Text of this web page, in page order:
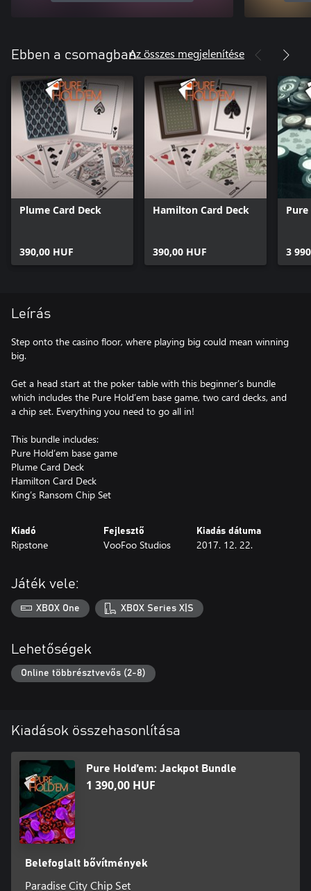
Ebben a csomagbanAz összes megjelenítése
Plume Card Deck
390,00 HUF
Hamilton Card Deck
390,00 HUF 3
Leírás
Step onto the casino floor, where playing big could mean winning
big.
Get a head start at the poker table with this beginner’s bundle
which includes the Pure Hold’em base game, two card decks, and
a chip set. Everything you need to go all in!
This bundle includes:
Pure Hold’em base game
Plume Card Deck
Hamilton Card Deck
King’s Ransom Chip Set
Kiadó
Ripstone
Fejlesztő
VooFoo Studios
Kiadás dátuma
2017. 12. 22.
Játék vele:
XBOX One XBOX Series X|S
Lehetőségek
Online többrésztvevős (2-8)
Kiadások összehasonlítása
Pure Hold’em: Jackpot Bundle
1 390,00 HUF
Belefoglalt bővítmények
Paradise City Chip Set